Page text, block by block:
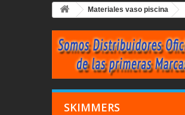
Materiales vaso piscina
SKIMMERS